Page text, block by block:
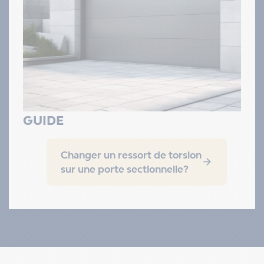
GUIDE
Changer un ressort de torsion
sur une porte sectionnelle?
